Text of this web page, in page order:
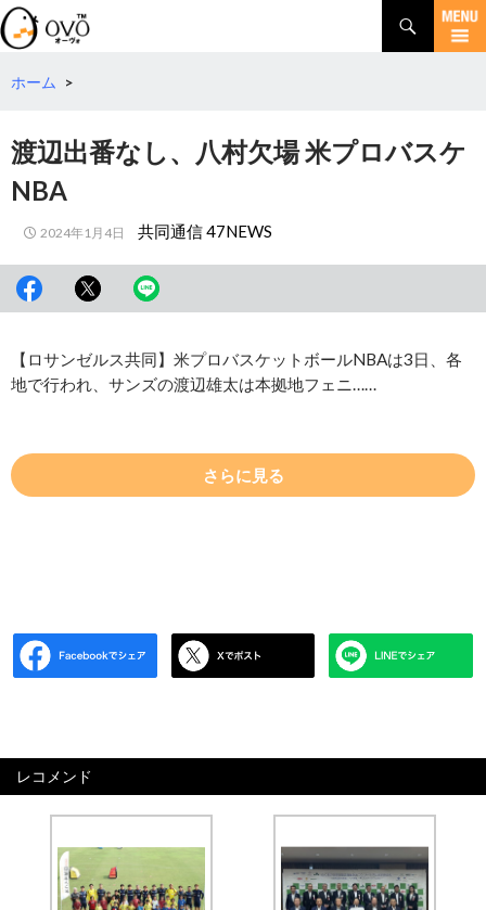
検
索
コ
テ
へ
ホーム >
渡辺出番なし、八村欠場 米プロバスケ
NBA
2024年1月4日 共同通信 47NEWS
【ロサンゼルス共同】米プロバスケットボールNBAは3日、各
地で行われ、サンズの渡辺雄太は本拠地フェニ……
さらに見る
レコメンド